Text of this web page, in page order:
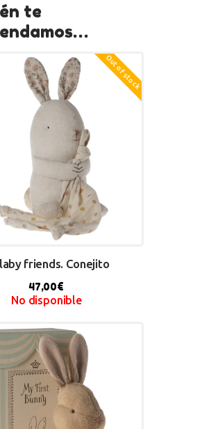
te
Out of stock
BUY NOW
friends. Conejito
47,00€
No disponible